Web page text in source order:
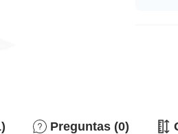
Preguntas (0)